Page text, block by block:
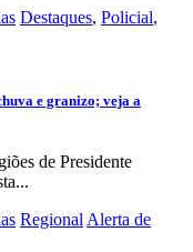
Destaques, Policial,
e granizo; veja a
de Presidente
RegionalAlerta de